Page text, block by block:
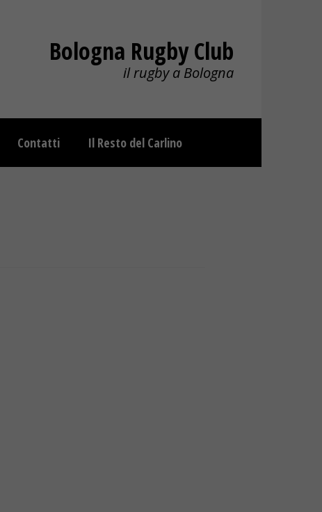
Bologna Rugby Club
il rugby a Bologna
Contatti Il Resto del Carlino